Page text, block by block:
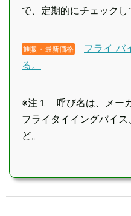
で、定期的にチェックし
通販・最新価格
フライ バ
る。
※注１ 呼び名は、メー
フライタイイングバイ
ど。